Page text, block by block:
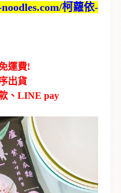
柯蘿依-
運費!
出貨
、LINE pay